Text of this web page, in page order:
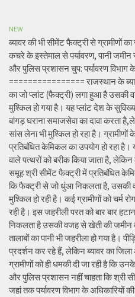
NEW
ब्यावर की भी सीमेंट फैक्ट्री से ग्रामीणों
कचरे के इस्तेमाल से पर्यावरण, पानी जमीन
और पुलिस प्रशासन चुप: पर्यावरण विभाग
================ राजस्थान के
का जो प्लांट (फैक्ट्री) लगा हुआ है उसकी
मुश्किल हो गया है। यह प्लांट देश के
बांगड़ घराना समाजसेवा का दावा करता
सांस लेना भी मुश्किल हो रहा है।
प्रतिबंधित केमिकल का उपयोग हो रहा
वाले पत्थरों को बरीक किया जाता है,
समूह श्री सीमेंट फैक्ट्री में प्रतिबंधित
कि फैक्ट्री से जो धुंआ निकलता है,
मुश्किल हो रही है। कई ग्रामीणों को चर्म
रही है। इस जहरीली परत को बार बार
निकलता है उसकी वजह से खेती की
तालाबों का पानी भी जहरीला हो गया है।
प्रदर्शन कर रहे हैं, लेकिन ब्यावर का
ग्रामीणों को ही धमकी दी जा रही है कि
और पुलिस प्रशासन नहीं चाहता कि श्री
जहां तक पर्यावरण विभाग के अधिकारियों